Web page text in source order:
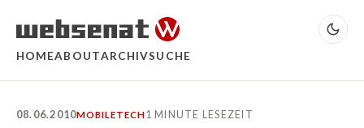
HOMEABOUTARCHIVSUCHE
08.06.2010MOBILETECH1 MINUTE LESEZEIT